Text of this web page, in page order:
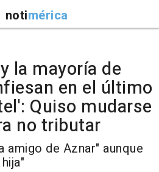
notimérica
la mayoría de
en el último
Quiso mudarse
no tributar
amigo de Aznar" aunque